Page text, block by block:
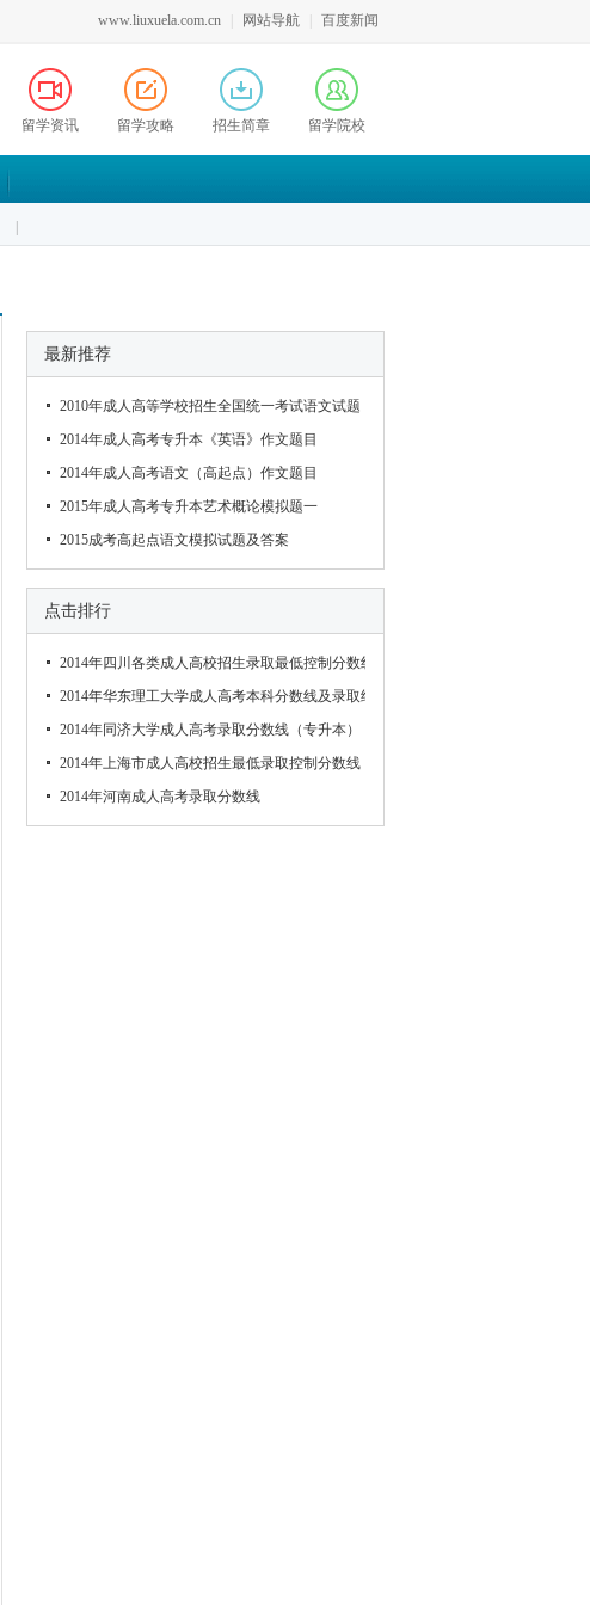
www.liuxuela.com.cn 网站导航 百度新闻
留学资讯 留学攻略 招生简章 留学院校
最新推荐
2010年成人高等学校招生全国统一考试语文试题
2014年成人高考专升本《英语》作文题目
2014年成人高考语文（高起点）作文题目
2015年成人高考专升本艺术概论模拟题一
2015成考高起点语文模拟试题及答案
点击排行
2014年四川各类成人高校招生录取最低控制分数线
2014年华东理工大学成人高考本科分数线及录取结
2014年同济大学成人高考录取分数线（专升本）
2014年上海市成人高校招生最低录取控制分数线
2014年河南成人高考录取分数线